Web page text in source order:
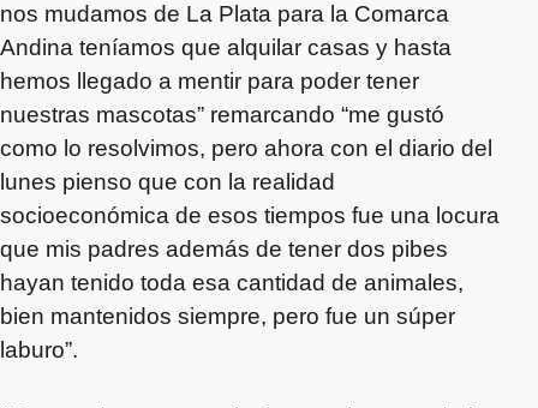
nos mudamos de La Plata para la Comarca
Andina teníamos que alquilar casas y hasta
hemos llegado a mentir para poder tener
nuestras mascotas” remarcando “me gustó
como lo resolvimos, pero ahora con el diario del
lunes pienso que con la realidad
socioeconómica de esos tiempos fue una locura
que mis padres además de tener dos pibes
hayan tenido toda esa cantidad de animales,
bien mantenidos siempre, pero fue un súper
laburo”.